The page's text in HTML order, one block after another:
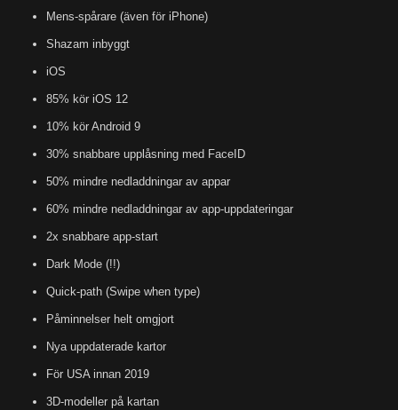
Mens-spårare (även för iPhone)
Shazam inbyggt
iOS
85% kör iOS 12
10% kör Android 9
30% snabbare upplåsning med FaceID
50% mindre nedladdningar av appar
60% mindre nedladdningar av app-uppdateringar
2x snabbare app-start
Dark Mode (!!)
Quick-path (Swipe when type)
Påminnelser helt omgjort
Nya uppdaterade kartor
För USA innan 2019
3D-modeller på kartan